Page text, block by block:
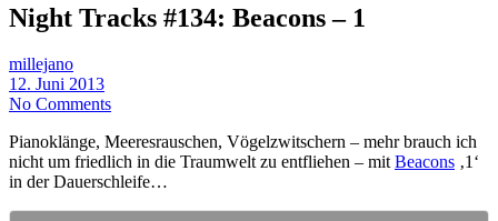
Night Tracks #134: Beacons – 1
millejano
12. Juni 2013
No Comments
Pianoklänge, Meeresrauschen, Vögelzwitschern – mehr brauch ich
nicht um friedlich in die Traumwelt zu entfliehen – mitBeacons ‚1‘
in der Dauerschleife…